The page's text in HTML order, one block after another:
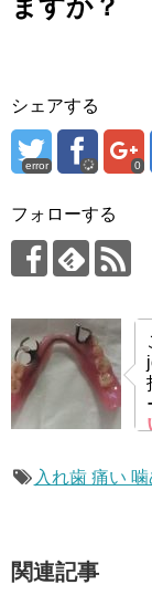
ますか？
シェアする
error 0
フォローする
入れ歯 痛い
関連記事